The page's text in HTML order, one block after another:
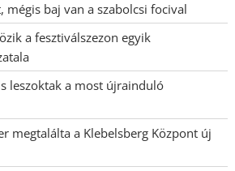
mégis baj van a szabolcsi focival
a fesztiválszezon egyik
leszoktak a most újrainduló
megtalálta a Klebelsberg Központ új